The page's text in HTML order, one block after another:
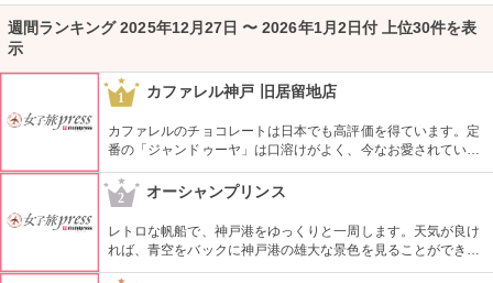
週間ランキング 2025年12月27日 〜 2026年1月2日付 上位30件を表
示
1 カファレル神戸 旧居留地店
カファレルのチョコレートは日本でも高評価を得ています。定
番の「ジャンドゥーヤ」は口溶けがよく、今なお愛されている
商品です。旧居留地店はカファレルの全商品が揃い、カラフル
なチョコレートが目を楽しませてくれます。
2 オーシャンプリンス
レトロな帆船で、神戸港をゆっくりと一周します。天気が良け
れば、青空をバックに神戸港の雄大な景色を見ることができま
す。買い物だけでなく、神戸を目で楽しむのにはもってこいで